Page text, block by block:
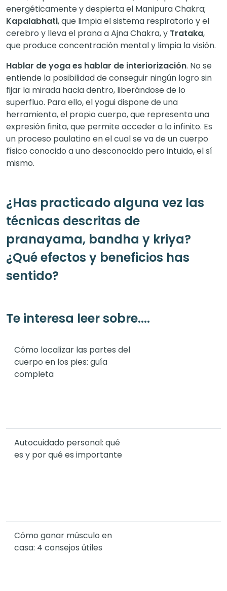
energéticamente y despierta el Manipura Chakra;
Kapalabhati, que limpia el sistema respiratorio y el
cerebro y lleva el prana a Ajna Chakra, y Trataka,
que produce concentración mental y limpia la visión.
Hablar de yoga es hablar de interiorización. No se
entiende la posibilidad de conseguir ningún logro sin
fijar la mirada hacia dentro, liberándose de lo
superfluo. Para ello, el yogui dispone de una
herramienta, el propio cuerpo, que representa una
expresión finita, que permite acceder a lo infinito. Es
un proceso paulatino en el cual se va de un cuerpo
físico conocido a uno desconocido pero intuido, el sí
mismo.
¿Has practicado alguna vez las
técnicas descritas de
pranayama, bandha y kriya?
¿Qué efectos y beneficios has
sentido?
Te interesa leer sobre....
Cómo localizar las partes del
cuerpo en los pies: guía
completa
Autocuidado personal: qué
es y por qué es importante
Cómo ganar músculo en
casa: 4 consejos útiles